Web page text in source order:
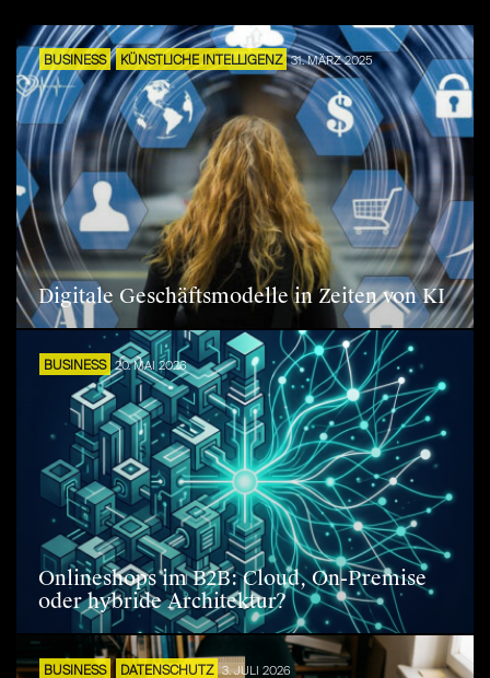
BUSINESS KÜNSTLICHE INTELLIGENZ 31. MÄRZ 2025
Digitale Geschäftsmodelle in Zeiten von KI
BUSINESS 20. MAI 2026
Onlineshops im B2B: Cloud, On-Premise
oder hybride Architektur?
BUSINESS DATENSCHUTZ 3. JULI 2026